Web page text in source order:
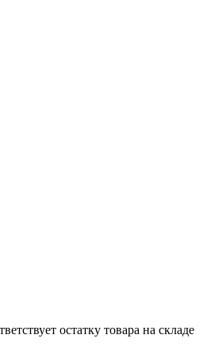
остатку товара на складе